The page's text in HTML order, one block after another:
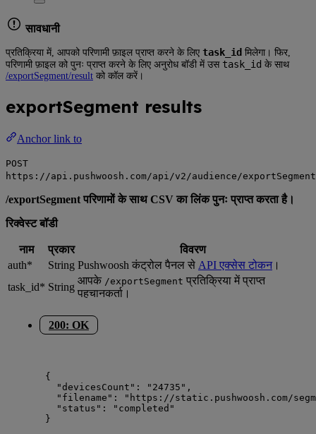
सावधानी
प्रतिक्रिया में, आपको परिणामी फ़ाइल प्राप्त करने के लिए task_id मिलेगा। फिर,
परिणामी फ़ाइल को पुनः प्राप्त करने के लिए अनुरोध बॉडी में उस task_id के साथ
/exportSegment/result को कॉल करें।
exportSegment results
Anchor link to
POST
https://api.pushwoosh.com/api/v2/audience/
/exportSegment परिणामों के साथ CSV का लिंक पुनः प्राप्त करता है।
रिक्वेस्ट बॉडी
नाम प्रकार
विवरण
auth*
String Pushwoosh कंट्रोल पैनल से API एक्सेस टोकन।
task_id* String
आपके /exportSegment प्रतिक्रिया में प्राप्त
पहचानकर्ता।
200: OK
{
"devicesCount" : " 24735 " ,
"filename" : " https://static.pushwoosh.com/
"status" : " completed "
}